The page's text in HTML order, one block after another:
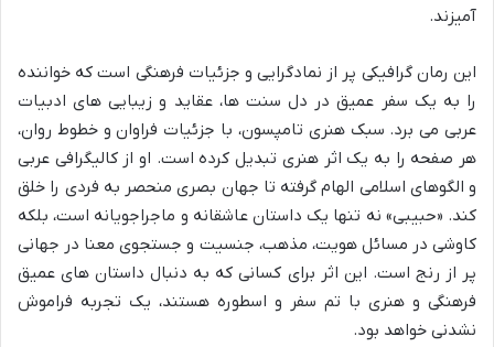
آمیزند.
این رمان گرافیکی پر از نمادگرایی و جزئیات فرهنگی است که خواننده
را به یک سفر عمیق در دل سنت ها، عقاید و زیبایی های ادبیات
عربی می برد. سبک هنری تامپسون، با جزئیات فراوان و خطوط روان،
هر صفحه را به یک اثر هنری تبدیل کرده است. او از کالیگرافی عربی
و الگوهای اسلامی الهام گرفته تا جهان بصری منحصر به فردی را خلق
کند. «حبیبی» نه تنها یک داستان عاشقانه و ماجراجویانه است، بلکه
کاوشی در مسائل هویت، مذهب، جنسیت و جستجوی معنا در جهانی
پر از رنج است. این اثر برای کسانی که به دنبال داستان های عمیق
فرهنگی و هنری با تم سفر و اسطوره هستند، یک تجربه فراموش
نشدنی خواهد بود.